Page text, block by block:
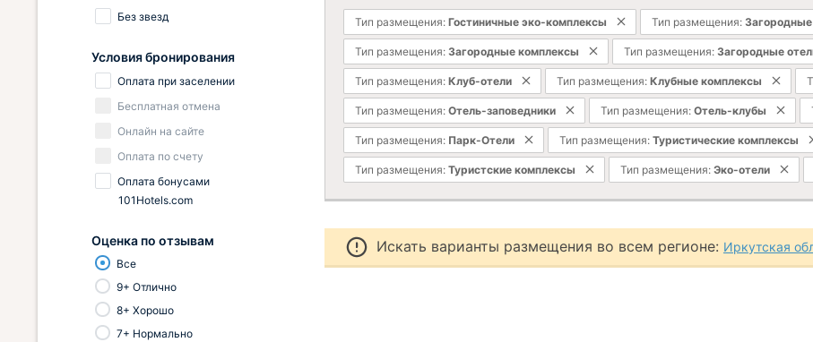
Тип размещения: Гостиничные эко-комплексы Тип размещения:
Тип размещения: Загородные комплексы Тип размещения: Загородные
Тип размещения: Клуб-отели Тип размещения: Клубные комплексы
Тип размещения: Отель-заповедники Тип размещения: Отель-клубы
Тип размещения: Парк-Отели Тип размещения: Туристические комплексы
Тип размещения: Туристские комплексы Тип размещения: Эко-отели
Искать варианты размещения во всем регионе: Иркутская
Без звезд
Условия бронирования
Оплата при заселении
Бесплатная отмена
Онлайн на сайте
Оплата по счету
Оплата бонусами
101Hotels.com
Оценка по отзывам
Все
9+ Отлично
8+ Хорошо
7+ Нормально